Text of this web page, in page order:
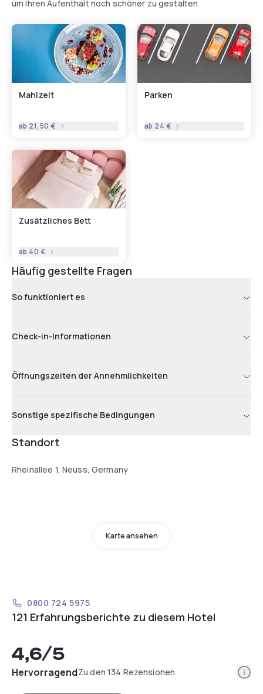
um Ihren Aufenthalt noch schöner zu gestalten
Mahlzeit
ab 21,50 €
Parken
ab 24 €
Zusätzliches Bett
ab 40 €
Häufig gestellte Fragen
So funktioniert es
Check-in-Informationen
Öffnungszeiten der Annehmlichkeiten
Sonstige spezifische Bedingungen
Standort
Rheinallee 1, Neuss, Germany
Karte ansehen
0800 724 5975
121 Erfahrungsberichte zu diesem Hotel
4,6/5
HervorragendZu den 134 Rezensionen